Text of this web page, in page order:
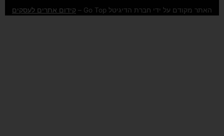
o
o
g
r
b
e
האתר מקודם על ידי חברת הדיגיטל Go Top – קידום אתרים לעסקים